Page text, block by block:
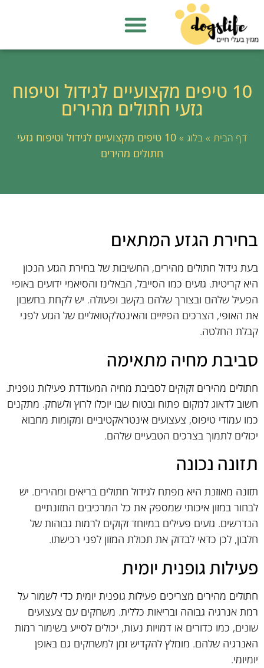
10 טיפים מקצועיים לגידול וטיפוח
גזעי חתולים מהירים
דף הבית »בלוג »
10 טיפים מקצועיים לגידול וטיפוח גזעי
חתולים מהירים
בחירת הגזע המתאים
בעת גידול חתולים מהירים, החשיבות של בחירת הגזע הנכון
היא קריטית. גזעים כמו הסייבל, הבאלינז והסיאמי ידועים באופי
הפעיל שלהם ובצורך שלהם בקשב ופעולה. יש לקחת בחשבון
את האופי, הצרכים הפיזיים והאינטלקטואליים של הגזע לפני
קבלת החלטה.
סביבת מחיה מתאימה
חתולים מהירים זקוקים לסביבת מחיה המעודדת פעילות גופנית.
חשוב לדאוג למקום פתוח ובטוח שבו יוכלו לרוץ ולשחק. מתקנים
כמו עמודי טיפוס, צעצועים אינטראקטיביים ומקומות מחבוא
יכולים לתמוך בצרכים הטבעיים שלהם.
תזונה נכונה
תזונה מאוזנת היא מפתח לגידול חתולים בריאים ומהירים. יש
לבחור במזון איכותי שמספק את כל המרכיבים התזונתיים
הנדרשים. גזעים פעילים במיוחד זקוקים לרמות גבוהות של
חלבון, לכן כדאי לבדוק את תכולת המזון לפני רכישתו.
פעילות גופנית יומית
חתולים מהירים מצריכים פעילות גופנית יומית כדי לשמור על
רמת אנרגיה גבוהה ובריאות כללית. משחקים עם צעצועים
שונים, כמו כדורים או דמויות נעות, יכולים לסייע בשימור רמות
האנרגיה שלהם. מומלץ להקדיש זמן למשחקים גם באופן
יומיומי.